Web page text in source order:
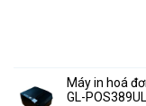
Máy in hoá
GL-POS389UL